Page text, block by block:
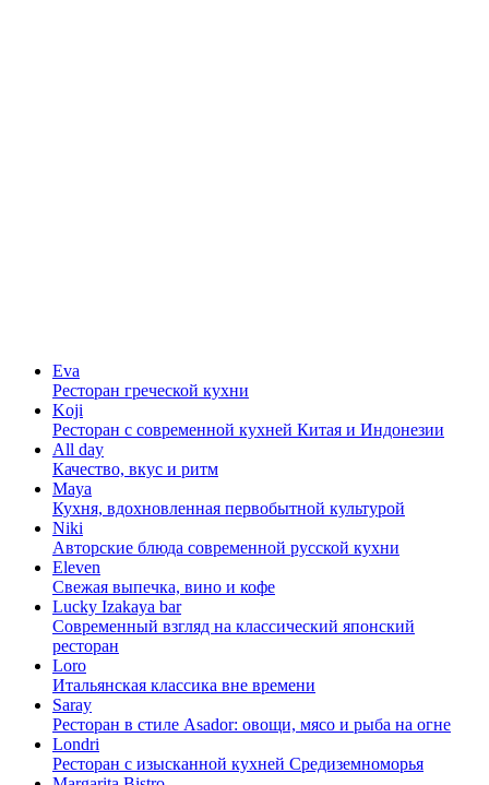
Eva
Ресторан греческой кухни
Koji
Ресторан с cовременной кухней Китая и Индонезии
All day
Качество, вкус и ритм
Maya
Кухня, вдохновленная первобытной культурой
Niki
Авторские блюда современной русской кухни
Eleven
Свежая выпечка, вино и кофе
Lucky Izakaya bar
Современный взгляд на классический японский
ресторан
Loro
Итальянская классика вне времени
Saray
Ресторан в стиле Asador: овощи, мясо и рыба на огне
Londri
Ресторан с изысканной кухней Средиземноморья